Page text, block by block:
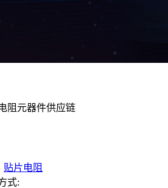
阻元器件供应链
贴片电阻
式: